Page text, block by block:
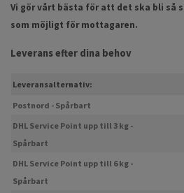
Vi gör vårt bästa för att det ska bli så
som möjligt för mottagaren.
Leverans efter dina behov
Leveransalternativ:
Postnord - Spårbart
DHL Service Point upp till 3 kg -
Spårbart
DHL Service Point upp till 6 kg -
Spårbart